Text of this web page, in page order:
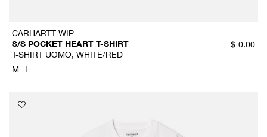
CARHARTT WIP
S/S POCKET HEART T-SHIRT
T-SHIRT UOMO, WHITE/RED
$ 0.00
M L